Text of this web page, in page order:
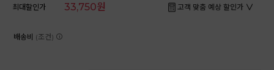
최대할인가 33,750원 고객 맞춤 예상 할인가
배송비 (조건)